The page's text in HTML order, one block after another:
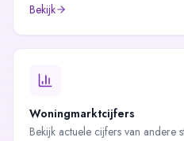
Bekijk
Woningmarktcijfers
Bekijk actuele cijfers van andere